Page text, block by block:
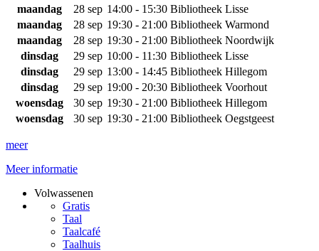
maandag
28 sep 14:00 - 15:30 Bibliotheek Lisse
maandag
28 sep 19:30 - 21:00 Bibliotheek Warmond
maandag
28 sep 19:30 - 21:00 Bibliotheek Noordwijk
dinsdag
29 sep 10:00 - 11:30 Bibliotheek Lisse
dinsdag
29 sep 13:00 - 14:45 Bibliotheek Hillegom
dinsdag
29 sep 19:00 - 20:30 Bibliotheek Voorhout
woensdag
30 sep 19:30 - 21:00 Bibliotheek Hillegom
woensdag
30 sep 19:30 - 21:00 Bibliotheek Oegstgeest
meer
Meer informatie
Volwassenen
Gratis
Taal
Taalcafé
Taalhuis